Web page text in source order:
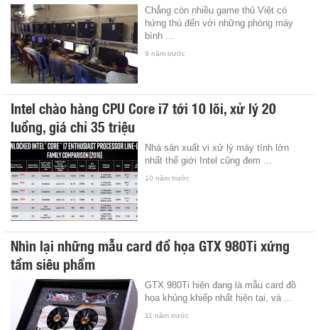
Chẳng còn nhiều game thủ Việt có
hứng thú đến với những phòng máy
bình ...
9 năm trước
Intel chào hàng CPU Core i7 tới 10 lõi, xử lý 20
luồng, giá chỉ 35 triệu
Nhà sản xuất vi xử lý máy tính lớn
nhất thế giới Intel cũng đem ...
10 năm trước
Nhìn lại những mẫu card đồ họa GTX 980Ti xứng
tầm siêu phẩm
GTX 980Ti hiện đang là mẫu card đồ
họa khủng khiếp nhất hiện tại, và ...
11 năm trước